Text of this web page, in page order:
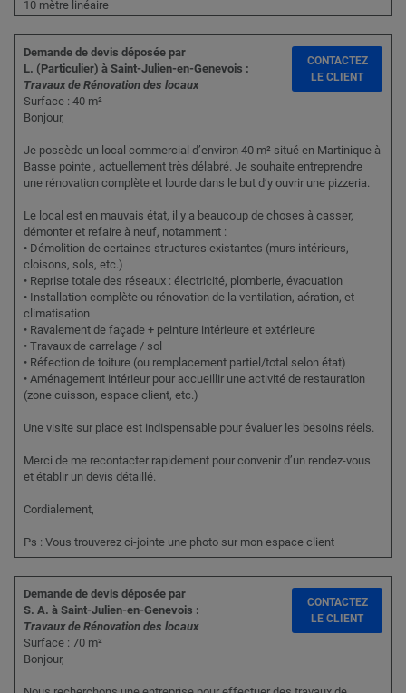
10 mètre linéaire
Demande de devis déposée par
L. (Particulier) à Saint-Julien-en-Genevois :
Travaux de Rénovation des locaux
Surface : 40 m²
Bonjour,
Je possède un local commercial d’environ 40 m² situé en Martinique à
Basse pointe , actuellement très délabré. Je souhaite entreprendre
une rénovation complète et lourde dans le but d’y ouvrir une pizzeria.
Le local est en mauvais état, il y a beaucoup de choses à casser,
démonter et refaire à neuf, notamment :
• Démolition de certaines structures existantes (murs intérieurs,
cloisons, sols, etc.)
• Reprise totale des réseaux : électricité, plomberie, évacuation
• Installation complète ou rénovation de la ventilation, aération, et
climatisation
• Ravalement de façade + peinture intérieure et extérieure
• Travaux de carrelage / sol
• Réfection de toiture (ou remplacement partiel/total selon état)
• Aménagement intérieur pour accueillir une activité de restauration
(zone cuisson, espace client, etc.)
Une visite sur place est indispensable pour évaluer les besoins réels.
Merci de me recontacter rapidement pour convenir d’un rendez-vous
et établir un devis détaillé.
Cordialement,
Ps : Vous trouverez ci-jointe une photo sur mon espace client
CONTACTEZ
LE CLIENT
Demande de devis déposée par
S. A. à Saint-Julien-en-Genevois :
Travaux de Rénovation des locaux
Surface : 70 m²
Bonjour,
CONTACTEZ
LE CLIENT